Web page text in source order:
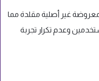
غير أصلية مقلدة مما
وعدم تكرار تجربة